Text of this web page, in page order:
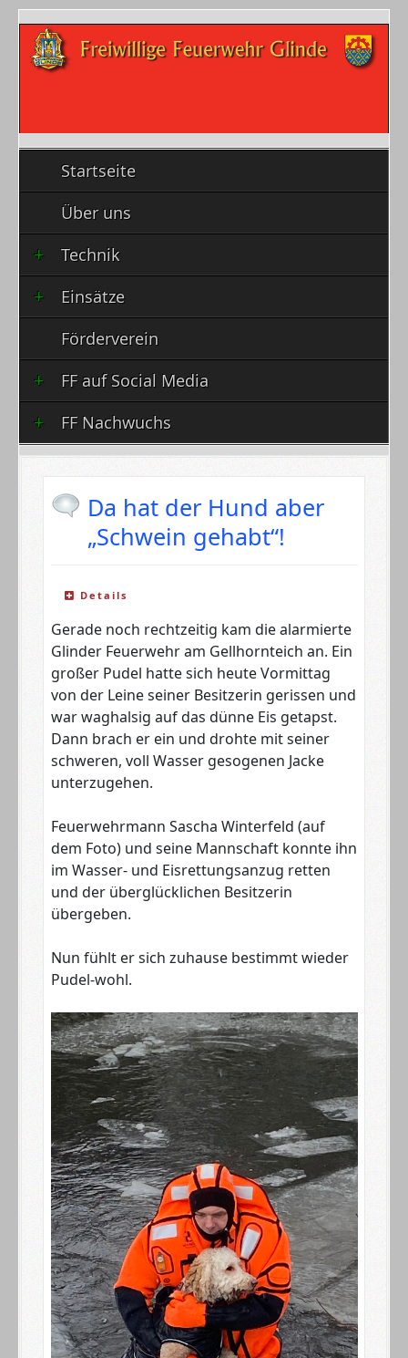
Startseite
Über uns
Technik
Einsätze
Förderverein
FF auf Social Media
FF Nachwuchs
Da hat der Hund aber
„Schwein gehabt“!
Details
Gerade noch rechtzeitig kam die alarmierte
Glinder Feuerwehr am Gellhornteich an. Ein
großer Pudel hatte sich heute Vormittag
von der Leine seiner Besitzerin gerissen und
war waghalsig auf das dünne Eis getapst.
Dann brach er ein und drohte mit seiner
schweren, voll Wasser gesogenen Jacke
unterzugehen.
Feuerwehrmann Sascha Winterfeld (auf
dem Foto) und seine Mannschaft konnte ihn
im Wasser- und Eisrettungsanzug retten
und der überglücklichen Besitzerin
übergeben.
Nun fühlt er sich zuhause bestimmt wieder
Pudel-wohl.